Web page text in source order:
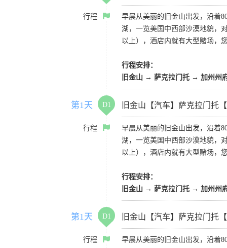
行程
早晨从美丽的旧金山出发，沿着
湖，一览美国中西部沙漠地貌，
以上），酒店内就有大型赌场，
行程安排：
旧金山 → 萨克拉门托 → 加州州
第1天 D1 旧金山【汽车】萨克拉门托
行程
早晨从美丽的旧金山出发，沿着
湖，一览美国中西部沙漠地貌，
以上），酒店内就有大型赌场，
行程安排：
旧金山 → 萨克拉门托 → 加州州
第1天 D1 旧金山【汽车】萨克拉门托
行程
早晨从美丽的旧金山出发，沿着